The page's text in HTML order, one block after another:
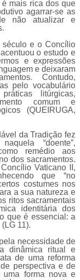
mais rica dos que
agarrar-se as
não atualizar e
século e o Concílio
o estudo e
e expressões
e deixaram
Contudo,
pelo vocabulário
litúrgicas,
comum e
(QUEIRUGA,
da Tradição fez
“doente”,
remédio aos
dos sacramentos.
Vaticano II,
que “no
costumes nos
a sua natureza e
ritos sacramentais
identitária dos
que é essencial: a
11).
necessidade de
dinâmica ritual e
de uma reforma
perspectiva e de
uma forma nova e